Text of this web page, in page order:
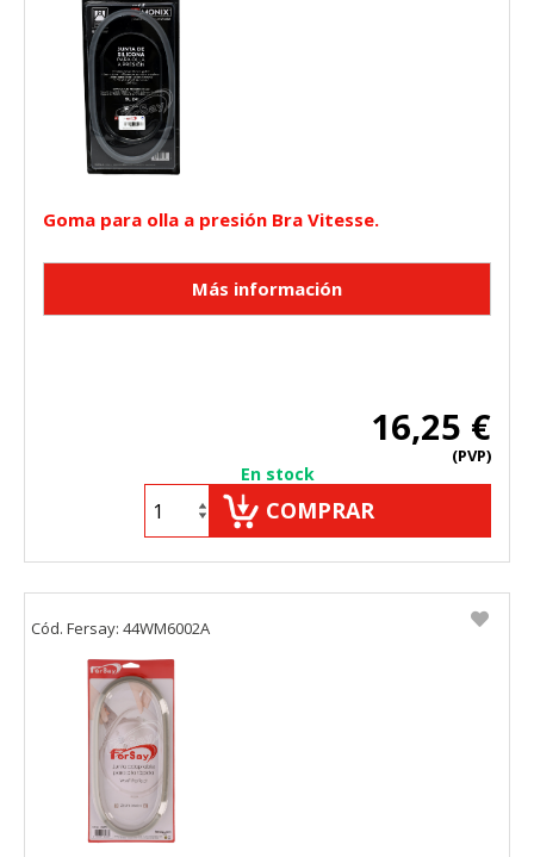
Goma para olla a presión Bra Vitesse.
16,25 €
(PVP)
En stock
COMPRAR
Cód. Fersay: 44WM6002A